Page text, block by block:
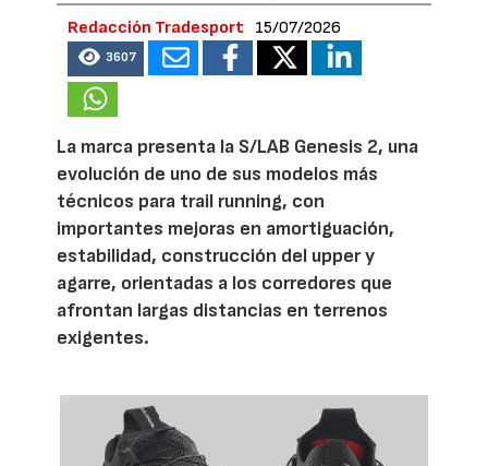
Redacción Tradesport 15/07/2026
3607
La marca presenta la S/LAB Genesis 2, una
evolución de uno de sus modelos más
técnicos para trail running, con
importantes mejoras en amortiguación,
estabilidad, construcción del upper y
agarre, orientadas a los corredores que
afrontan largas distancias en terrenos
exigentes.